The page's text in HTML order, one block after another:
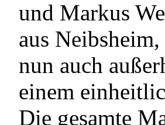
und Markus
aus
nun auch
einem
Die gesamte